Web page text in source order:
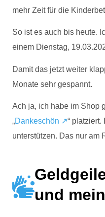
mehr Zeit für die
So ist es auch bis heute.
einem Dienstag,
Damit das jetzt weiter
Monate sehr gespannt.
Ach ja, ich habe im Shop
„Dankeschön ↗“ platziert.
unterstützen. Das nur am
und